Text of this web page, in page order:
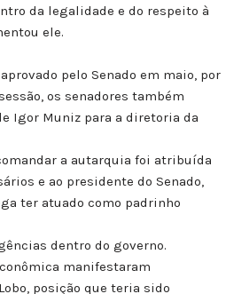
da legalidade e do respeito à
ele.
pelo Senado em maio, por
os senadores também
Igor Muniz para a diretoria da
a autarquia foi atribuída
e ao presidente do Senado,
ter atuado como padrinho
dentro do governo.
manifestaram
posição que teria sido